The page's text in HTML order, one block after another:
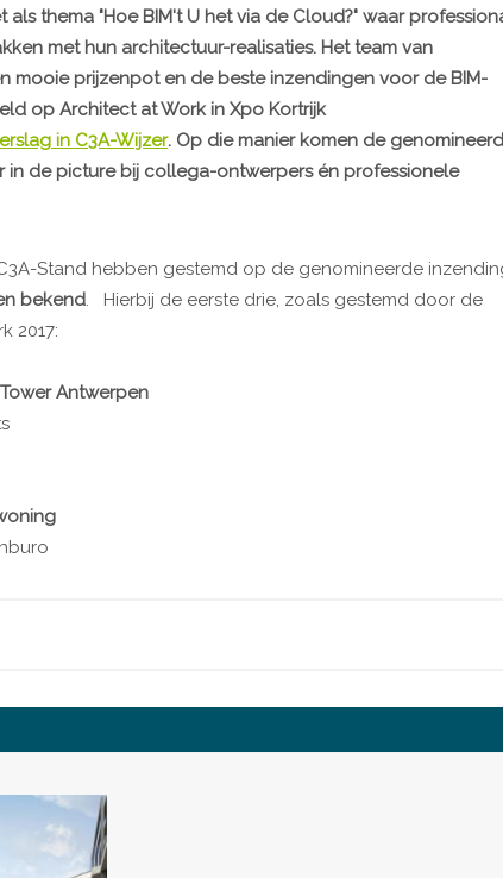
als thema "Hoe BIM't U het via de Cloud?" waar
met hun architectuur-realisaties. Het team van
mooie prijzenpot en de beste inzendingen voor de BIM-
op Architect at Work in Xpo Kortrijk
in C3A-Wijzer. Op die manier komen de
in de picture bij collega-ontwerpers én professionele
Stand hebben gestemd op de genomineerde
bekend. Hierbij de eerste drie, zoals gestemd door de
2017:
Antwerpen